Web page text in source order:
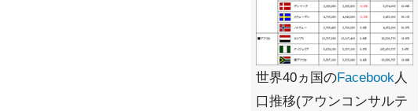
世界40ヵ国のFacebook人
口推移(アウンコンサルテ